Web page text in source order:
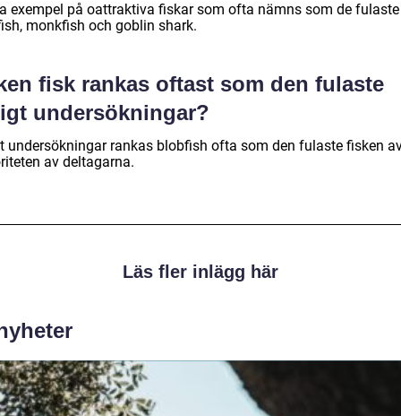
exempel på oattraktiva fiskar som ofta nämns som de
monkfish och goblin shark.
fisk rankas oftast som den fulaste
undersökningar?
undersökningar rankas blobfish ofta som den fulaste fisken
av deltagarna.
Läs fler inlägg här